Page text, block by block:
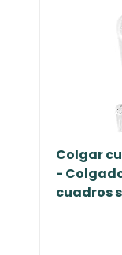
Colgar
-
cuadros